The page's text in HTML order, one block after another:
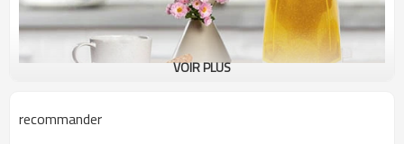
Bouilloire électrique clignotante
VOIR PLUS
recommander